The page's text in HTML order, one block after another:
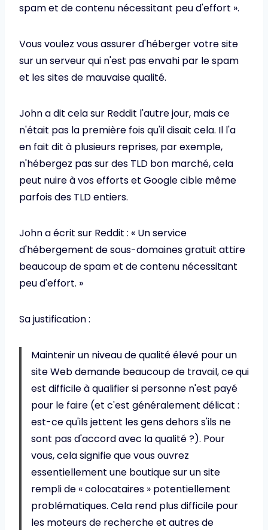
spam et de contenu nécessitant peu d'effort ».
Vous voulez vous assurer d'héberger votre site
sur un serveur qui n'est pas envahi par le spam
et les sites de mauvaise qualité.
John a dit cela sur Reddit l'autre jour, mais ce
n'était pas la première fois qu'il disait cela. Il l'a
en fait dit à plusieurs reprises, par exemple,
n'hébergez pas sur des TLD bon marché, cela
peut nuire à vos efforts et Google cible même
parfois des TLD entiers.
John a écrit sur Reddit : « Un service
d'hébergement de sous-domaines gratuit attire
beaucoup de spam et de contenu nécessitant
peu d'effort. »
Sa justification :
Maintenir un niveau de qualité élevé pour un
site Web demande beaucoup de travail, ce qui
est difficile à qualifier si personne n'est payé
pour le faire (et c'est généralement délicat :
est-ce qu'ils jettent les gens dehors s'ils ne
sont pas d'accord avec la qualité ?). Pour
vous, cela signifie que vous ouvrez
essentiellement une boutique sur un site
rempli de « colocataires » potentiellement
problématiques. Cela rend plus difficile pour
les moteurs de recherche et autres de